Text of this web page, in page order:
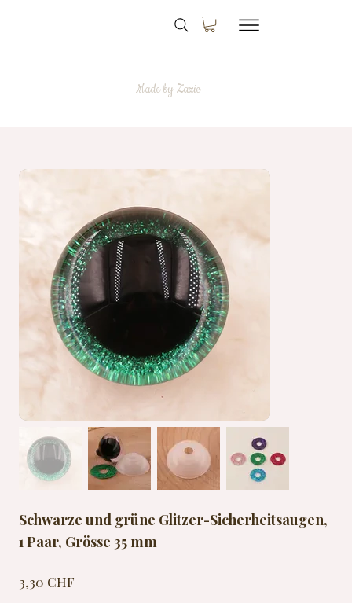
Made by Zazie
Schwarze und grüne Glitzer-Sicherheitsaugen,
1 Paar, Grösse 35 mm
3,30 CHF